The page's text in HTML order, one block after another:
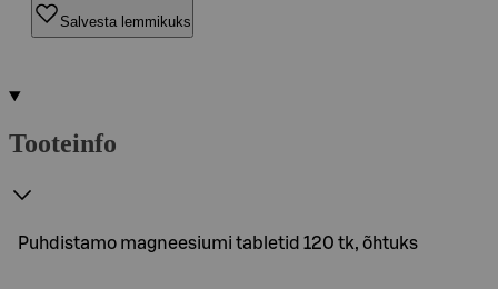
Salvesta lemmikuks
Tooteinfo
Puhdistamo magneesiumi tabletid 120 tk, õhtuks